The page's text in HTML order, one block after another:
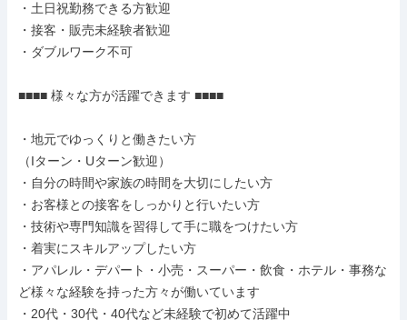
・土日祝勤務できる方歓迎
・接客・販売未経験者歓迎
・ダブルワーク不可
■■■■ 様々な方が活躍できます ■■■■
・地元でゆっくりと働きたい方
（Iターン・Uターン歓迎）
・自分の時間や家族の時間を大切にしたい方
・お客様との接客をしっかりと行いたい方
・技術や専門知識を習得して手に職をつけたい方
・着実にスキルアップしたい方
・アパレル・デパート・小売・スーパー・飲食・ホテル・事務な
ど様々な経験を持った方々が働いています
・20代・30代・40代など未経験で初めて活躍中